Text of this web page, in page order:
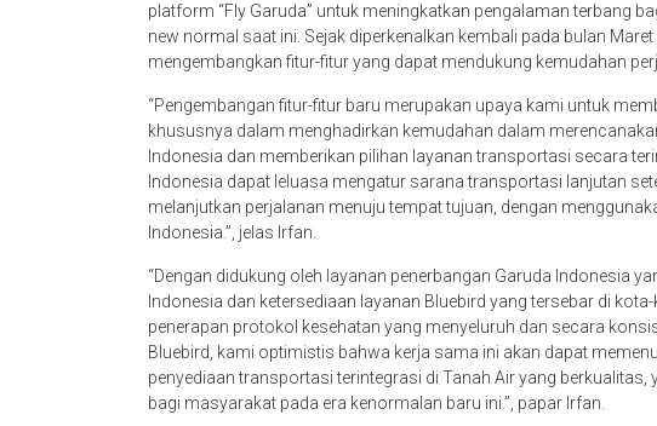
platform “Fly Garuda” untuk meningkatkan pengalaman terbang
new normal saat ini. Sejak diperkenalkan kembali pada bulan
mengembangkan fitur-fitur yang dapat mendukung kemudahan
“Pengembangan fitur-fitur baru merupakan upaya kami untuk
khususnya dalam menghadirkan kemudahan dalam
Indonesia dan memberikan pilihan layanan transportasi secara
Indonesia dapat leluasa mengatur sarana transportasi lanjutan
melanjutkan perjalanan menuju tempat tujuan, dengan
Indonesia.”, jelas Irfan.
“Dengan didukung oleh layanan penerbangan Garuda Indonesia
Indonesia dan ketersediaan layanan Bluebird yang tersebar di
penerapan protokol kesehatan yang menyeluruh dan secara
Bluebird, kami optimistis bahwa kerja sama ini akan dapat
penyediaan transportasi terintegrasi di Tanah Air yang
bagi masyarakat pada era kenormalan baru ini.”, papar Irfan.